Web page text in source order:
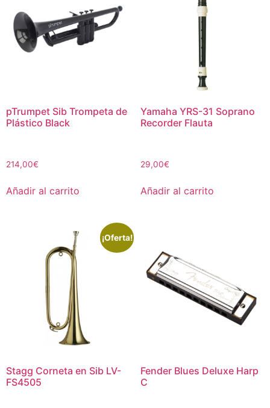
pTrumpet Sib Trompeta de
Plástico Black
214,00€
Añadir al carrito
Yamaha YRS-31 Soprano
Recorder Flauta
29,00€
Añadir al carrito
¡Oferta!
Stagg Corneta en Sib LV-
FS4505
Fender Blues Deluxe Harp
C